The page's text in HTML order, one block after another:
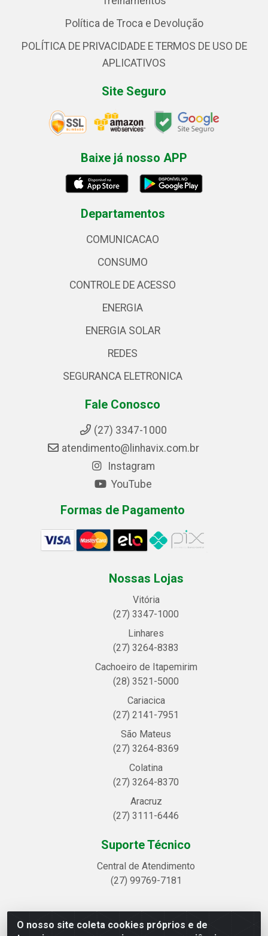
O nosso site coleta cookies próprios e de
Política de Troca e Devolução
POLÍTICA DE PRIVACIDADE E TERMOS DE USO DE
APLICATIVOS
Site Seguro
Baixe já nosso APP
Departamentos
COMUNICACAO
CONSUMO
CONTROLE DE ACESSO
ENERGIA
ENERGIA SOLAR
REDES
SEGURANCA ELETRONICA
Fale Conosco
(27) 3347-1000
atendimento@linhavix.com.br
Instagram
YouTube
Formas de Pagamento
Nossas Lojas
Vitória
(27) 3347-1000
Linhares
(27) 3264-8383
Cachoeiro de Itapemirim
(28) 3521-5000
Cariacica
(27) 2141-7951
São Mateus
(27) 3264-8369
Colatina
(27) 3264-8370
Aracruz
(27) 3111-6446
Suporte Técnico
Central de Atendimento
(27) 99769-7181
Linhavix Distribuidora LTDA - Avenida Alegre, 2521 -